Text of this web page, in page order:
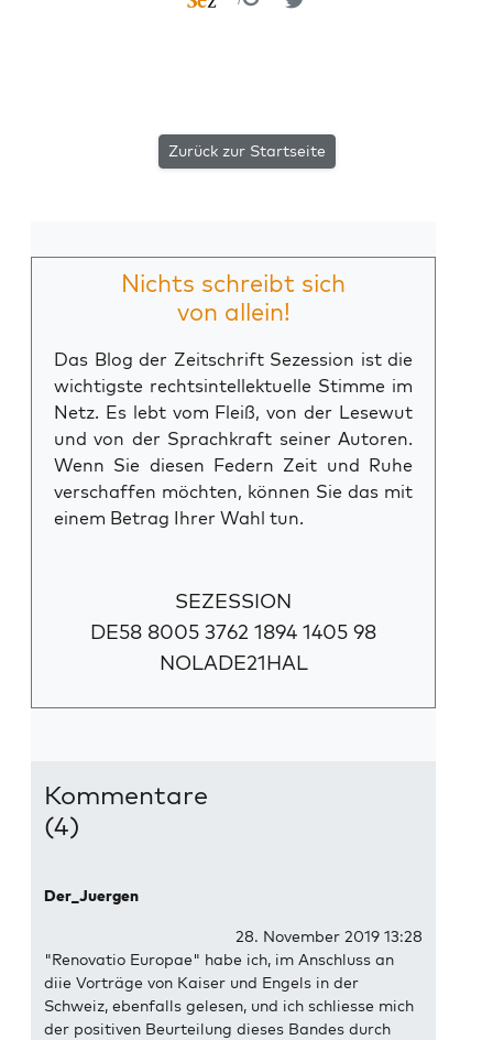
Zurück zur Startseite
Nichts schreibt sich
von allein!
Das Blog der Zeitschrift Sezession ist die
wichtigste rechtsintellektuelle Stimme im
Netz. Es lebt vom Fleiß, von der Lesewut
und von der Sprachkraft seiner Autoren.
Wenn Sie diesen Federn Zeit und Ruhe
verschaffen möchten, können Sie das mit
einem Betrag Ihrer Wahl tun.
SEZESSION
DE58 8005 3762 1894 1405 98
NOLADE21HAL
Kommentare
(4)
Der_Juergen
28. November 2019 13:28
"Renovatio Europae" habe ich, im Anschluss an
diie Vorträge von Kaiser und Engels in der
Schweiz, ebenfalls gelesen, und ich schliesse mich
der positiven Beurteilung dieses Bandes durch